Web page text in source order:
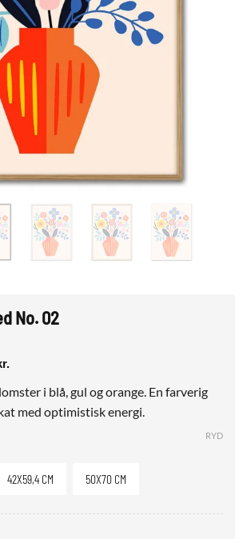
No. 02
i blå, gul og orange. En farverig
med optimistisk energi.
42X59,4 CM 50X70 CM
RYD